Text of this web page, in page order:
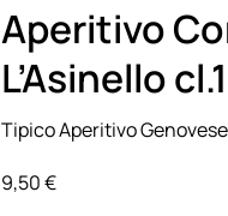
Aperitivo
L’Asinello
Tipico Aperitivo
9,50€